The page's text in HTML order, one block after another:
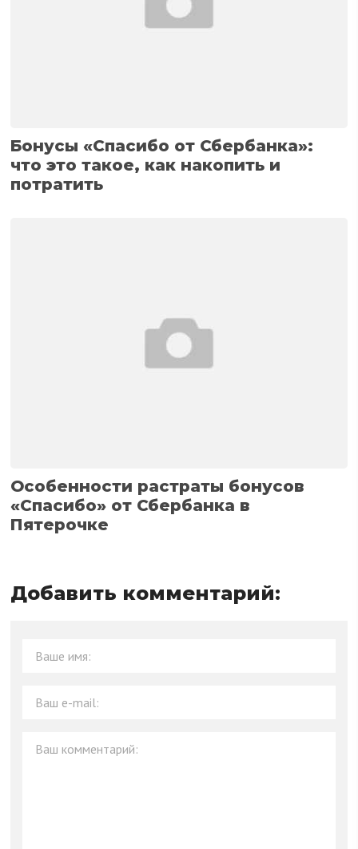
Бонусы «Спасибо от Сбербанка»:
что это такое, как накопить и
потратить
Особенности растраты бонусов
«Спасибо» от Сбербанка в
Пятерочке
Добавить комментарий: